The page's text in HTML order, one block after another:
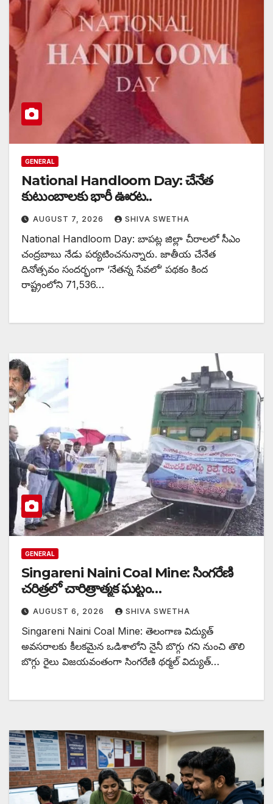
GENERAL
National Handloom Day: చేనేత
కుటుంబాలకు భారీ ఊరట..
AUGUST 7, 2026 SHIVA SWETHA
National Handloom Day: బాపట్ల జిల్లా చీరాలలో సీఎం
చంద్రబాబు నేడు పర్యటించనున్నారు. జాతీయ చేనేత
దినోత్సవం సందర్భంగా ‘నేతన్న సేవలో’ పథకం కింద
రాష్ట్రంలోని 71,536…
GENERAL
Singareni Naini Coal Mine: సింగరేణి
చరిత్రలో చారిత్రాత్మక ఘట్టం…
AUGUST 6, 2026 SHIVA SWETHA
Singareni Naini Coal Mine: తెలంగాణ విద్యుత్
అవసరాలకు కీలకమైన ఒడిశాలోని నైనీ బొగ్గు గని నుంచి తొలి
బొగ్గు రైలు విజయవంతంగా సింగరేణి థర్మల్ విద్యుత్…